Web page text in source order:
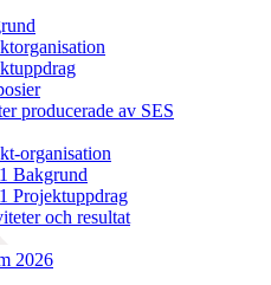
producerade av SES
organisation
Bakgrund
Projektuppdrag
och resultat
2026